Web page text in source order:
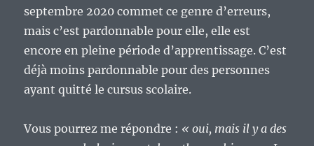
septembre 2020 commet ce genre d’erreurs,
mais c’est pardonnable pour elle, elle est
encore en pleine période d’apprentissage. C’est
déjà moins pardonnable pour des personnes
ayant quitté le cursus scolaire.
Vous pourrez me répondre : « oui, mais il y a des